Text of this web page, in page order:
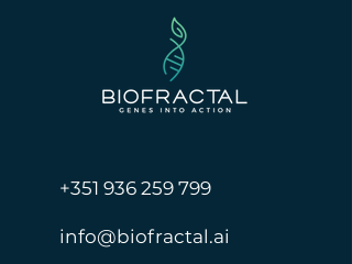
+351 936 259 799
info@biofractal.ai